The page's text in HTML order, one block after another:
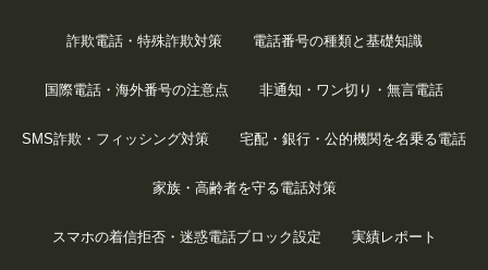
詐欺電話・特殊詐欺対策 電話番号の種類と基礎知識
国際電話・海外番号の注意点 非通知・ワン切り・無言電話
SMS詐欺・フィッシング対策 宅配・銀行・公的機関を名乗る電話
家族・高齢者を守る電話対策
スマホの着信拒否・迷惑電話ブロック設定 実績レポート